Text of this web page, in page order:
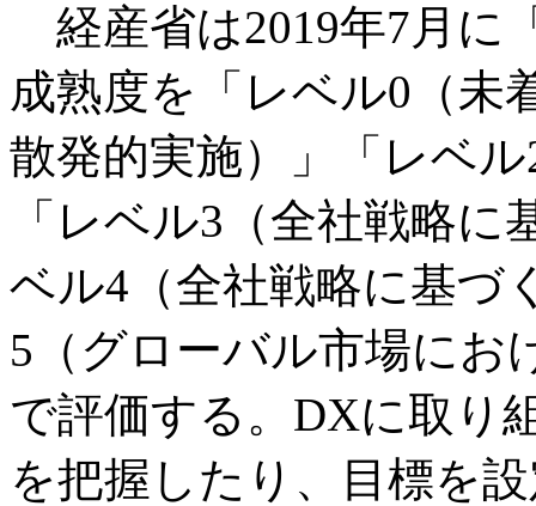
経産省は2019年7月に
成熟度を「レベル0（未
散発的実施）」「レベ
「レベル3（全社戦略
ベル4（全社戦略に基づ
5（グローバル市場にお
で評価する。DXに取り
を把握したり、目標を